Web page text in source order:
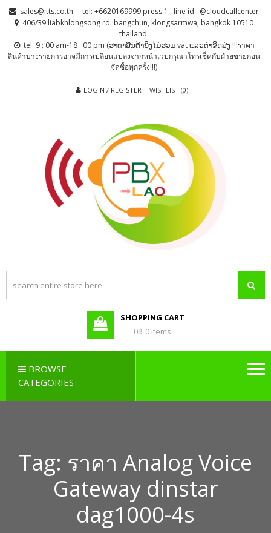
Skip
Skip sales@itts.co.th
tel: +6620169999 press 1 , line id : @cloudcallcenter
406/39 liabkhlongsong rd. bangchun, klongsarmwa, bangkok 10510
thailand.
tel. 9 : 00 am-18 : 00 pm (ຮາຕາສຶນຕ້າຍິງໄມ່ຮວມ vat ແລະຕ່າຂິດສ່ງ !!!ราคา
สินค้าบางรายการอาจมีการเปลี่ยนแปลงจากหน้าเวปกรุณาโทรเช็คกับฝ่ายขายก่อน
จัดซื้อทุกครั้ง!!!)
LOGIN / REGISTER WISHLIST (0)
PBX LAO, IP-
PBX LAO,
PABX LAO,
NETWORK
SHOPPING CART
0฿ 0 items
BROWSE
CATEGORIES
Tag: ราคา Analog Voice
Gateway dinstar
dag1000-4s